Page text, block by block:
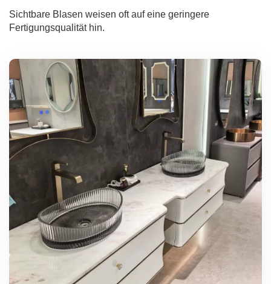
Sichtbare Blasen weisen oft auf eine geringere
Fertigungsqualität hin.